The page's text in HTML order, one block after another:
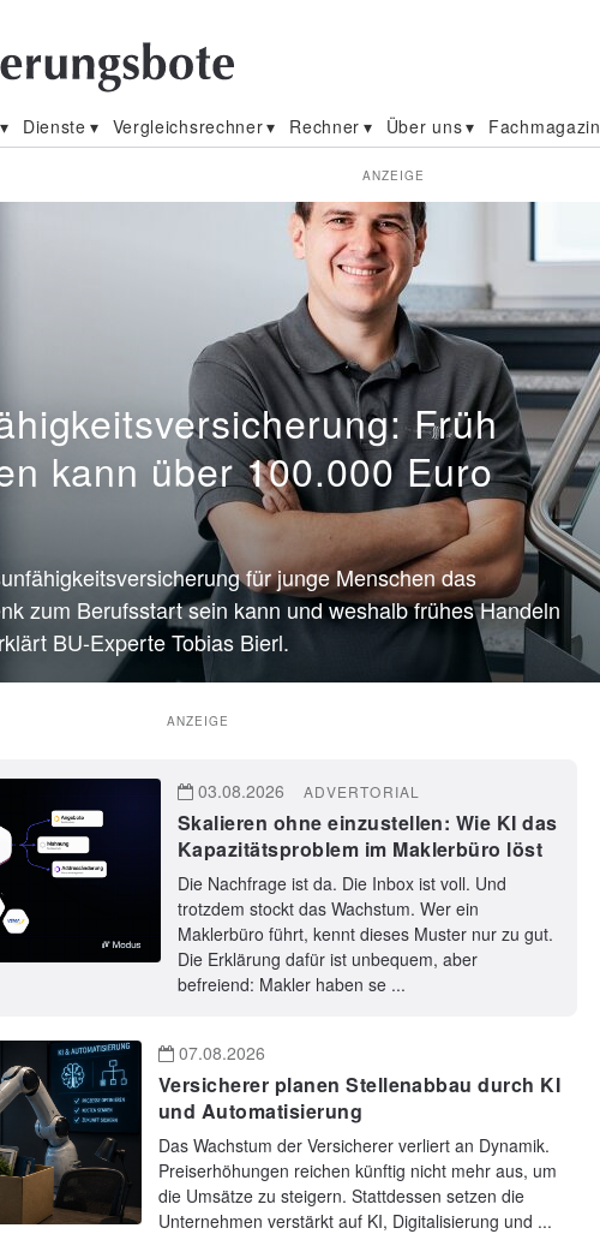
Dienste Vergleichsrechner Rechner Über uns Fachmagazin
ANZEIGE
Früh
kann über 100.000 Euro
für junge Menschen das
zum Berufsstart sein kann und weshalb frühes Handeln
BU-Experte Tobias Bierl.
ANZEIGE
03.08.2026 ADVERTORIAL
Skalieren ohne einzustellen: Wie KI das
Kapazitätsproblem im Maklerbüro löst
Die Nachfrage ist da. Die Inbox ist voll. Und
trotzdem stockt das Wachstum. Wer ein
Maklerbüro führt, kennt dieses Muster nur zu gut.
Die Erklärung dafür ist unbequem, aber
befreiend: Makler haben se ...
07.08.2026
Versicherer planen Stellenabbau durch KI
und Automatisierung
Das Wachstum der Versicherer verliert an Dynamik.
Preiserhöhungen reichen künftig nicht mehr aus, um
die Umsätze zu steigern. Stattdessen setzen die
Unternehmen verstärkt auf KI, Digitalisierung und ...